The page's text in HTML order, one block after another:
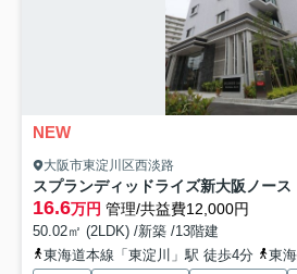
NEW
大阪市東淀川区西淡路
スプランディッドライズ新大阪ノース
16.6万円 管理/共益費12,000円
50.02㎡ (2LDK) /新築 /13階建
東海道本線「東淀川」駅 徒歩4分
東海